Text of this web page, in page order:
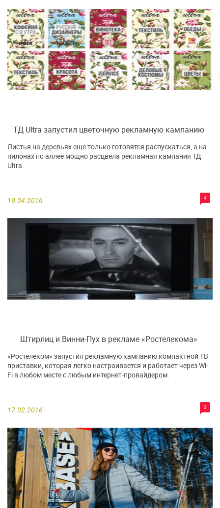
ТД Ultra запустил цветочную рекламную кампанию
19.04.2016 4
Листья на деревьях еще только готовятся распускаться, а на
пилонах по аллее мощно расцвела рекламная кампания ТД
Ultra.
Штирлиц и Винни-Пух в рекламе «Ростелекома»
17.02.2016 3
«Ростелеком» запустил рекламную кампанию компактной ТВ
приставки, которая легко настраивается и работает через Wi-
Fi в любом месте с любым интернет-провайдером.